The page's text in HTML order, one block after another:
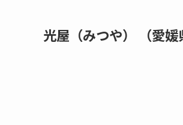
光屋（みつや） （愛